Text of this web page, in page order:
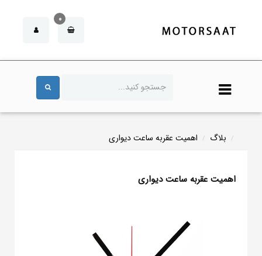
0
بلاگ اهمیت عقربه ساعت دیواری
اهمیت عقربه ساعت دیواری